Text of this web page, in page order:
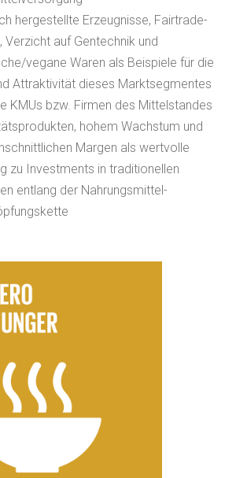
hergestellte Erzeugnisse, Fairtrade-
Verzicht auf Gentechnik und
vegane Waren als Beispiele für die
Attraktivität dieses Marktsegmentes
KMUs bzw. Firmen des Mittelstandes
hohem Wachstum und
Margen als wertvolle
zu Investments in traditionellen
entlang der Nahrungsmittel-